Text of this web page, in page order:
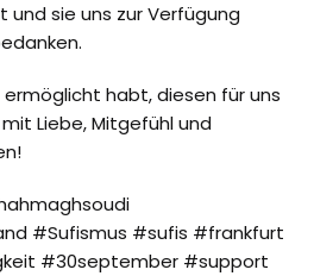
und sie uns zur Verfügung
ermöglicht habt, diesen für uns
Liebe, Mitgefühl und
#Sufismus #sufis #frankfurt
#30september #support